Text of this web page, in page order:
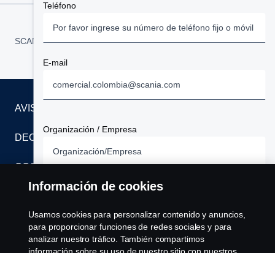
Antioquia
Caldas
Teléfono
E-mail
Organización / Empresa
Cargo / Ocupación
Solicitud
SCANIA COLOMBIA: Colombia
AVISO LEGAL
DECLARACIÓN DE PRIVACIDAD
COOKIES
SISTEMA DE DENUNCIAS
Información de cookies
Usamos cookies para personalizar contenido y anuncios,
para proporcionar funciones de redes sociales y para
analizar nuestro tráfico. También compartimos